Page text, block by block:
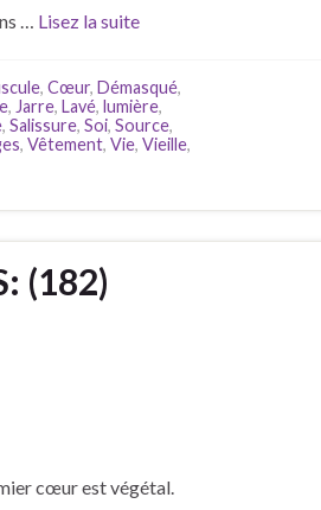
… Lisez la suite
, Cœur, Démasqué,
, Jarre, Lavé, lumière,
, Salissure, Soi, Source,
, Vêtement, Vie, Vieille,
(182)
cœur est végétal.